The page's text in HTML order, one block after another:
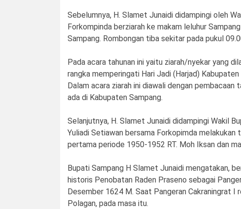
Sebelumnya, H. Slamet Junaidi didampingi oleh
Forkompinda berziarah ke makam leluhur
Sampang. Rombongan tiba sekitar pada pukul
Pada acara tahunan ini yaitu ziarah/nyekar yang
rangka memperingati Hari Jadi (Harjad)
Dalam acara ziarah ini diawali dengan
ada di Kabupaten Sampang.
Selanjutnya, H. Slamet Junaidi didampingi Wakil
Yuliadi Setiawan bersama Forkopimda
pertama periode 1950-1952 RT. Moh Iksan dan
Bupati Sampang H Slamet Junaidi mengatakan,
historis Penobatan Raden Praseno sebagai
Desember 1624 M. Saat Pangeran Cakraningrat I
Polagan, pada masa itu.